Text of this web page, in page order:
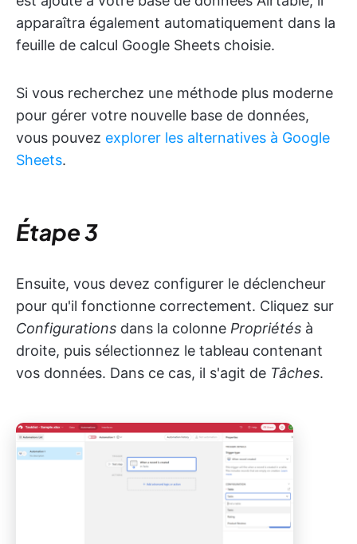
apparaîtra également automatiquement dans la
feuille de calcul Google Sheets choisie.
Si vous recherchez une méthode plus moderne
pour gérer votre nouvelle base de données,
vous pouvez explorer les alternatives à Google
Sheets.
Étape 3
Ensuite, vous devez configurer le déclencheur
pour qu'il fonctionne correctement. Cliquez sur
Configurations dans la colonne Propriétés à
droite, puis sélectionnez le tableau contenant
vos données. Dans ce cas, il s'agit de Tâches.